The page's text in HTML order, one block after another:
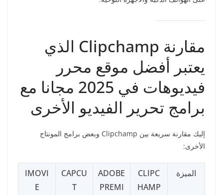
مقارنة Clipchamp الذي
يعتبر أفضل موقع محرر
فيديوهات في 2025 مجانا مع
برامج تحرير الفيديو الأخرى
إليك مقارنة سريعة بين Clipchamp وبعض برامج المونتاج
الأخرى:
الميزة
CLIPC
HAMP
ADOBE
PREMI
CAPCU
T
IMOVI
E